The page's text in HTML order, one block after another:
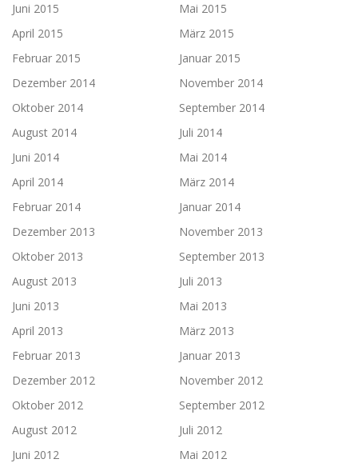
Juni 2015
Mai 2015
April 2015
März 2015
Februar 2015
Januar 2015
Dezember 2014
November 2014
Oktober 2014
September 2014
August 2014
Juli 2014
Juni 2014
Mai 2014
April 2014
März 2014
Februar 2014
Januar 2014
Dezember 2013
November 2013
Oktober 2013
September 2013
August 2013
Juli 2013
Juni 2013
Mai 2013
April 2013
März 2013
Februar 2013
Januar 2013
Dezember 2012
November 2012
Oktober 2012
September 2012
August 2012
Juli 2012
Juni 2012
Mai 2012